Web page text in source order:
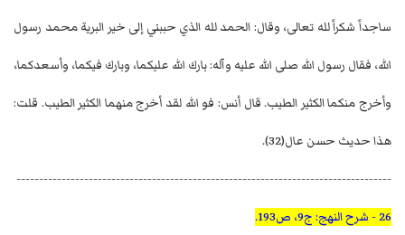
ساجداً شكراً لله تعالى، وقال: الحمد لله الذي حببني إلى خير البرية محمد رسول
الله، فقال رسول الله صلى الله عليه وآله: بارك الله عليكما، وبارك فيكما، وأسعدكما،
وأخرج منكما الكثير الطيب. قال أنس: فو الله لقد أخرج منهما الكثير الطيب. قلت:
هذا حديث حسن عال(32).
-----------------------------------------------------------------------------------
26 - شرح النهج: ج9، ص193.